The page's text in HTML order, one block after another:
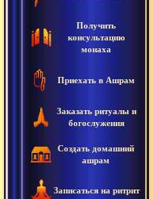
Получить
консультацию
монаха
Приехать в Ашрам
Заказать ритуалы и
богослужения
Создать домашний
ашрам
Записаться на ритрит